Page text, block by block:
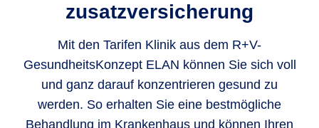
zusatzversicherung
Mit den Tarifen Klinik aus dem R+V-
GesundheitsKonzept ELAN können Sie sich voll
und ganz darauf konzentrieren gesund zu
werden. So erhalten Sie eine bestmögliche
Behandlung im Krankenhaus und können Ihren